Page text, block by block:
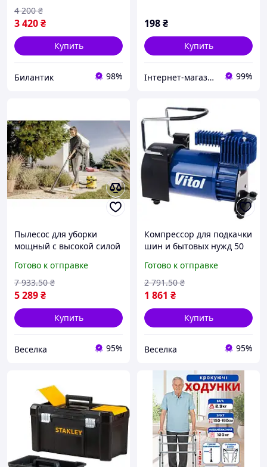
3 420₴
4 200 ₴
Купить
Билантик 98%
198₴
Купить
Інтернет-магазин "Книгар" 99%
Пылесос для уборки
мощный с высокой силой
профессиональных нужд
FLAME
Готово к отправке
5 289₴
7 933.50 ₴
Купить
Веселка 95%
Компрессор для подкачки
шин и бытовых нужд 50
шлангом и клеммами
FLAME
Готово к отправке
1 861 ₴
2 791.50 ₴
Купить
Веселка 95%